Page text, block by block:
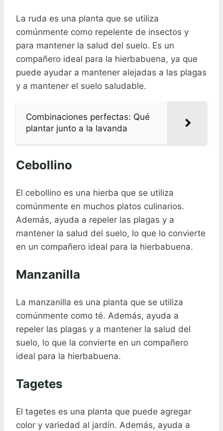
La ruda es una planta que se utiliza
comúnmente como repelente de insectos y
para mantener la salud del suelo. Es un
compañero ideal para la hierbabuena, ya que
puede ayudar a mantener alejadas a las plagas
y a mantener el suelo saludable.
Combinaciones perfectas: Qué
plantar junto a la lavanda
Cebollino
El cebollino es una hierba que se utiliza
comúnmente en muchos platos culinarios.
Además, ayuda a repeler las plagas y a
mantener la salud del suelo, lo que lo convierte
en un compañero ideal para la hierbabuena.
Manzanilla
La manzanilla es una planta que se utiliza
comúnmente como té. Además, ayuda a
repeler las plagas y a mantener la salud del
suelo, lo que la convierte en un compañero
ideal para la hierbabuena.
Tagetes
El tagetes es una planta que puede agregar
color y variedad al jardín. Además, ayuda a